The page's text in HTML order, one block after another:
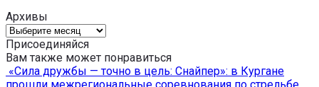
Архивы
Архивы
Присоединяйся
Вам также может понравиться
«Сила дружбы — точно в цель: Снайпер»: в Кургане